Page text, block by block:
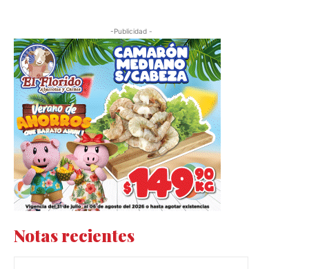
-Publicidad -
Notas recientes